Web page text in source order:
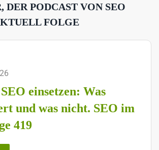
DER PODCAST VON SEO
FOLGE
einsetzen: Was
und was nicht. SEO im
419